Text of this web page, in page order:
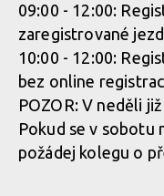
09:00 - 12:00:
zaregistrované
10:00 - 12:00:
bez online
POZOR: V neděli
Pokud se v sobotu
požádej kolegu o